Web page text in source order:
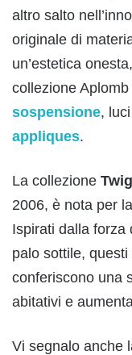
altro salto
originale di
un’estetica
collezione
sospensione,
appliques.
La collezione
2006, è nota per
Ispirati dalla forza
palo sottile,
conferiscono una
abitativi e
Vi segnalo anche